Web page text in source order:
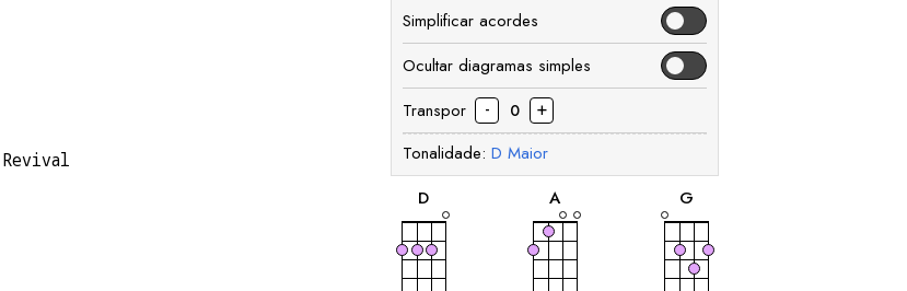
Simplificar acordes
Ocultar diagramas simples
Transpor
- 0 +
Tonalidade: D Maior
D
acorde
A
acorde
G
acorde